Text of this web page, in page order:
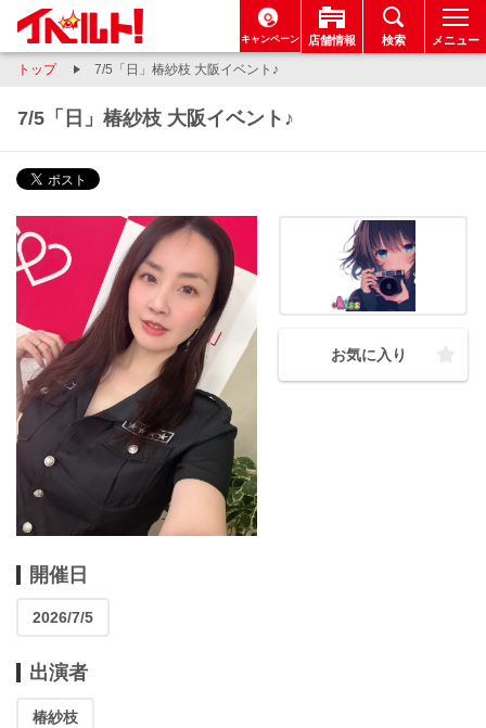
キャンペーン 店舗情報 検索 メニュー
トップ 7/5「日」椿紗枝 大阪イベント♪
7/5「日」椿紗枝 大阪イベント♪
お気に入り
開催日
2026/7/5
出演者
椿紗枝